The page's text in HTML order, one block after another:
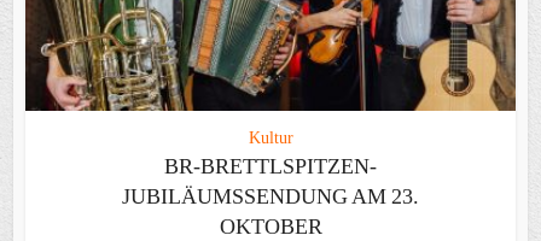
Kultur
BR-BRETTLSPITZEN-
JUBILÄUMSSENDUNG AM 23.
OKTOBER